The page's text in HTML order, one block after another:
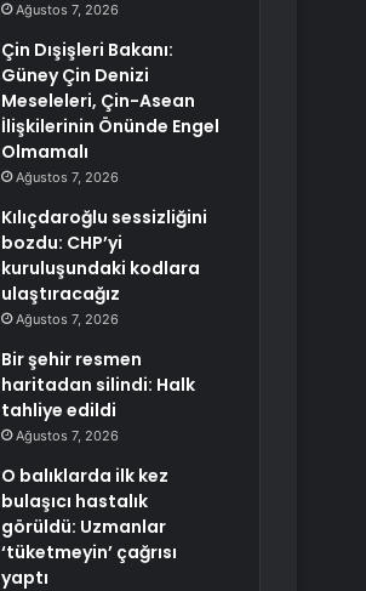
Ağustos 7, 2026
Çin Dışişleri Bakanı:
Güney Çin Denizi
Meseleleri, Çin-Asean
İlişkilerinin Önünde Engel
Olmamalı
Ağustos 7, 2026
Kılıçdaroğlu sessizliğini
bozdu: CHP’yi
kuruluşundaki kodlara
ulaştıracağız
Ağustos 7, 2026
Bir şehir resmen
haritadan silindi: Halk
tahliye edildi
Ağustos 7, 2026
O balıklarda ilk kez
bulaşıcı hastalık
görüldü: Uzmanlar
‘tüketmeyin’ çağrısı
yaptı